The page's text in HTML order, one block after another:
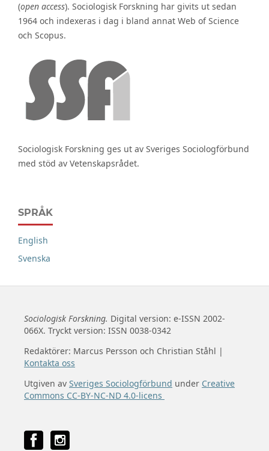
(open access). Sociologisk Forskning har givits ut sedan
1964 och indexeras i dag i bland annat Web of Science
och Scopus.
Sociologisk Forskning ges ut av Sveriges Sociologförbund
med stöd av Vetenskapsrådet.
SPRÅK
English
Svenska
Sociologisk Forskning. Digital version: e-ISSN 2002-
066X. Tryckt version: ISSN 0038-0342
Redaktörer: Marcus Persson och Christian Ståhl |
Kontakta oss
Utgiven av Sveriges Sociologförbund under Creative
Commons CC-BY-NC-ND 4.0-licens